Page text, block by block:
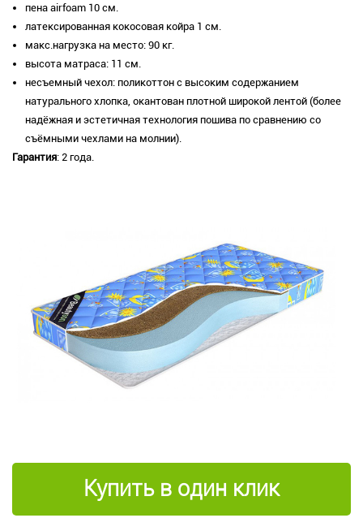
пена airfoam 10 см.
латексированная кокосовая койра 1 см.
макс.нагрузка на место: 90 кг.
высота матраса: 11 см.
несъемный чехол: поликоттон с высоким содержанием
натурального хлопка, окантован плотной широкой лентой (более
надёжная и эстетичная технология пошива по сравнению со
съёмными чехлами на молнии).
Гарантия: 2 года.
Купить в один клик